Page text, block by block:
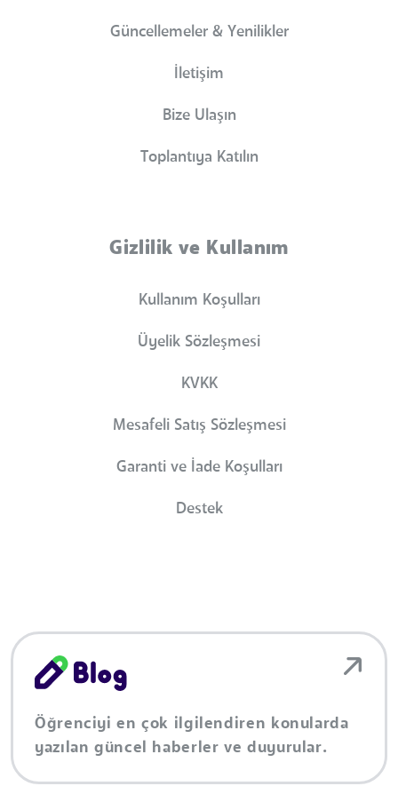
Güncellemeler & Yenilikler
İletişim
Bize Ulaşın
Toplantıya Katılın
Gizlilik ve Kullanım
Kullanım Koşulları
Üyelik Sözleşmesi
KVKK
Mesafeli Satış Sözleşmesi
Garanti ve İade Koşulları
Destek
Öğrenciyi en çok ilgilendiren konularda
yazılan güncel haberler ve duyurular.